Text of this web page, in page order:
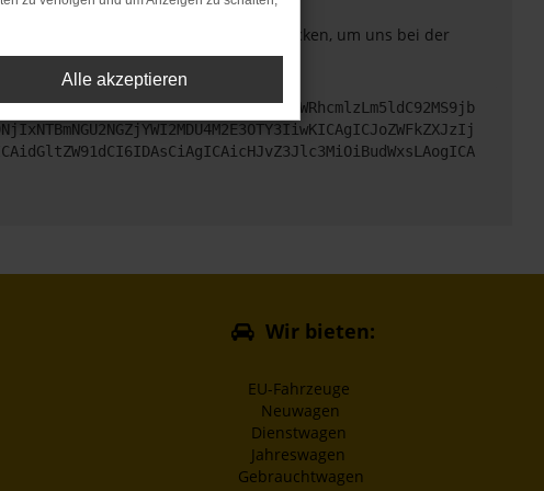
Du kannst uns diesen Text schicken, um uns bei der
Wir bieten:
EU-Fahrzeuge
Neuwagen
Dienstwagen
Jahreswagen
Gebrauchtwagen
Alle akzeptieren